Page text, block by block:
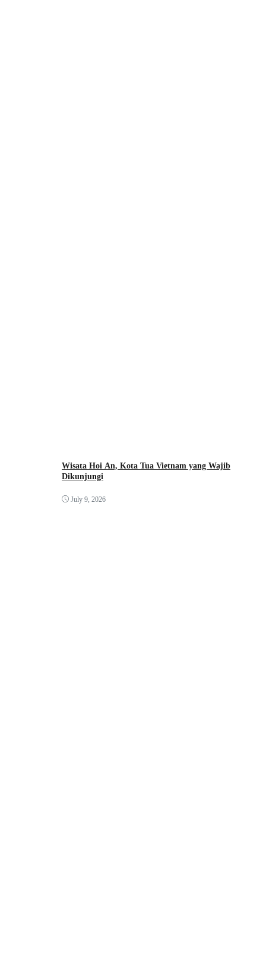
Wisata Hoi An, Kota Tua Vietnam yang Wajib
Dikunjungi
July 9, 2026